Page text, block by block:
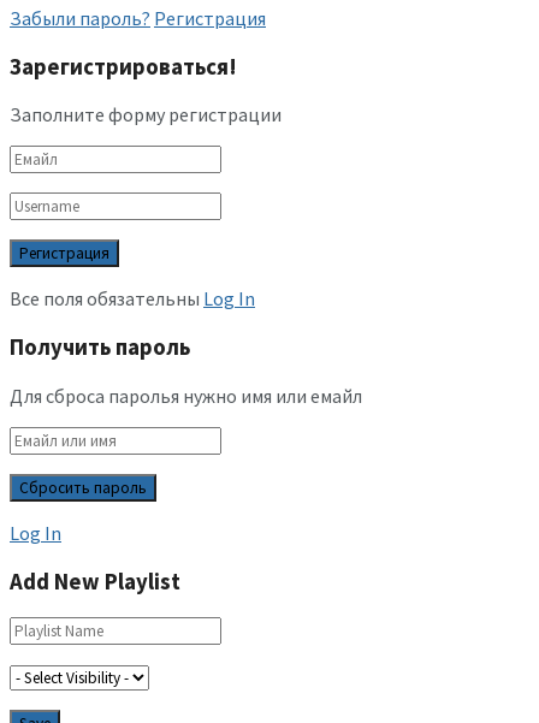
Забыли пароль? Регистрация
Зарегистрироваться!
Заполните форму регистрации
Все поля обязательны Log In
Получить пароль
Для сброса паролья нужно имя или емайл
Log In
Add New Playlist